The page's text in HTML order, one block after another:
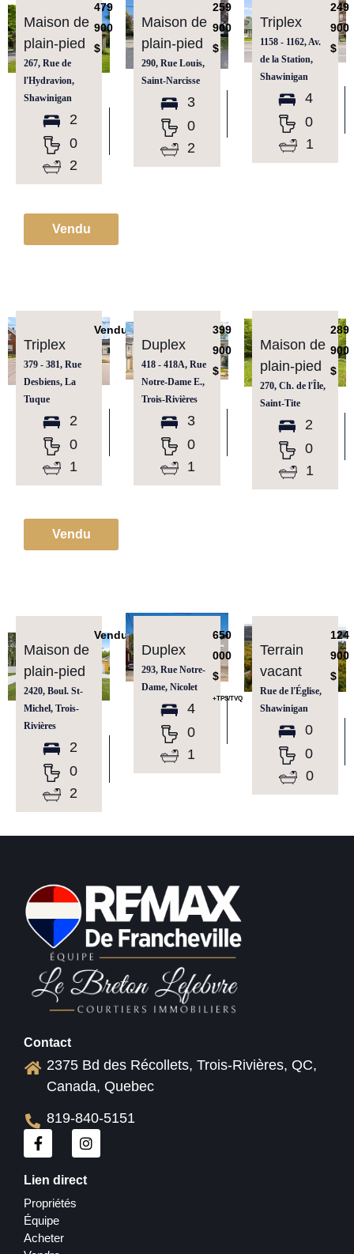
Maison de
plain-pied
267, Rue de
l'Hydravion,
Shawinigan
479
900
$
2
0
2
Maison de
plain-pied
290, Rue Louis,
Saint-Narcisse
259
900
$
3
0
2
Triplex
1158 - 1162, Av.
de la Station,
Shawinigan
249
900
$
4
0
1
Vendu
Triplex
379 - 381, Rue
Desbiens, La
Tuque
Vendu
2
0
1
Duplex
418 - 418A, Rue
Notre-Dame E.,
Trois-Rivières
399
900
$
3
0
1
Maison de
plain-pied
270, Ch. de l'Île,
Saint-Tite
289
900
$
2
0
1
Vendu
Maison de
plain-pied
2420, Boul. St-
Michel, Trois-
Rivières
Vendu
2
0
2
Duplex
293, Rue Notre-
Dame, Nicolet
650
000
$
+TPS/TVQ
4
0
1
Terrain
vacant
Rue de l'Église,
Shawinigan
124
900
$
0
0
0
Contact
2375 Bd des Récollets, Trois-Rivières, QC,
Canada, Quebec
819-840-5151
Lien direct
Propriétés
Équipe
Acheter